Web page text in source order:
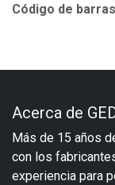
Código de
Acerca de
Más de 15 años
con los
experiencia para